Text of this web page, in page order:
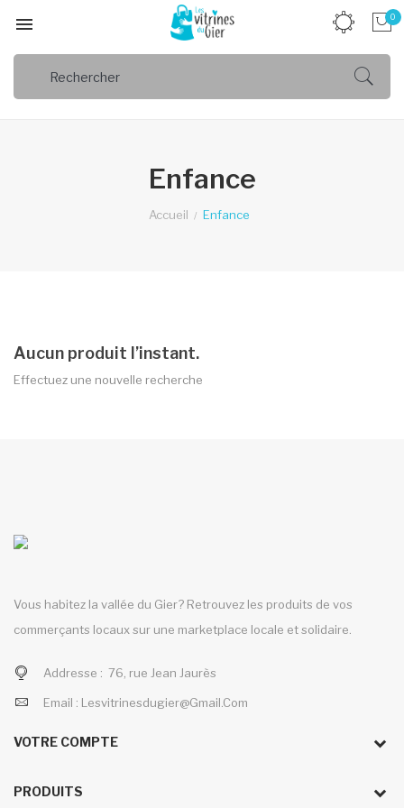
 0
Enfance
Accueil Enfance
Aucun produit l’instant.
Effectuez une nouvelle recherche
Vous habitez la vallée du Gier? Retrouvez les produits de vos
commerçants locaux sur une marketplace locale et solidaire.
Addresse : 76, rue Jean Jaurès
Email : Lesvitrinesdugier@gmail.com
VOTRE COMPTE
PRODUITS